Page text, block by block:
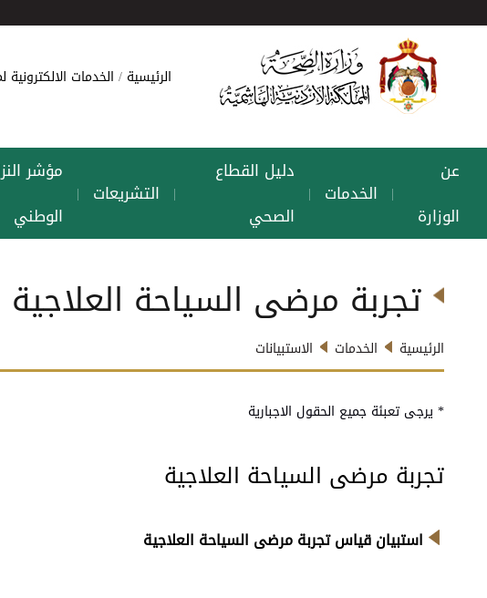
الرئيسية الخدمات الالكترونية
عن
الوزارة
| الخدمات |
دليل القطاع
الصحي
| التشريعات |
مؤشر
الوطني
تجربة مرضى السياحة العلاجية
الرئيسية الخدمات الاستبيانات
* يرجى تعبئة جميع الحقول الاجبارية
تجربة مرضى السياحة العلاجية
استبيان قياس تجربة مرضى السياحة العلاجية